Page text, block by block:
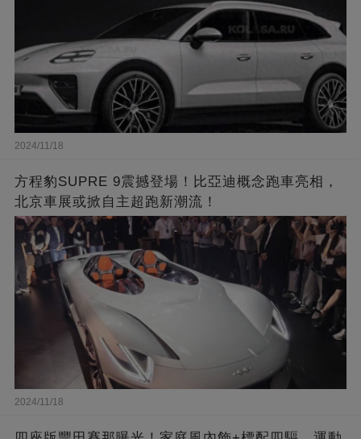
2024/11/18
方程豹SUPRE 9震撼登場！比亞迪概念跑車亮相，
北京車展或掀自主超跑新潮流！
2024/11/18